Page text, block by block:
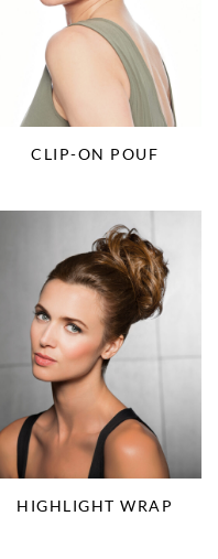
CLIP-ON POUF
HIGHLIGHT WRAP